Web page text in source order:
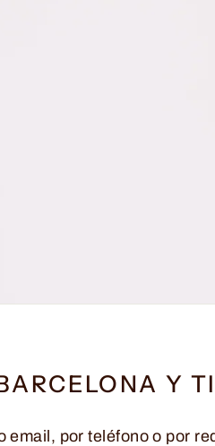
Y
email, por teléfono o por